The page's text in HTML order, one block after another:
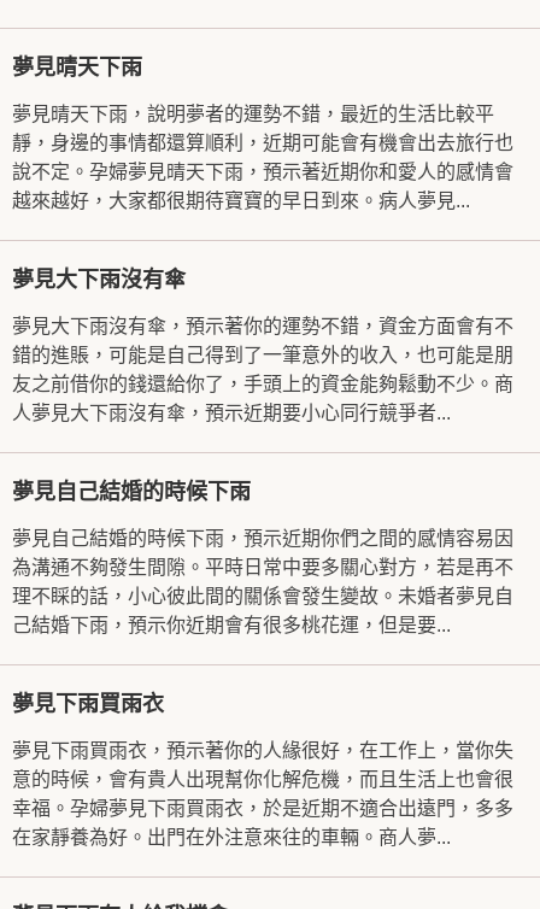
夢見晴天下雨
夢見晴天下雨，說明夢者的運勢不錯，最近的生活比較平
靜，身邊的事情都還算順利，近期可能會有機會出去旅行也
說不定。孕婦夢見晴天下雨，預示著近期你和愛人的感情會
越來越好，大家都很期待寶寶的早日到來。病人夢見...
夢見大下雨沒有傘
夢見大下雨沒有傘，預示著你的運勢不錯，資金方面會有不
錯的進賬，可能是自己得到了一筆意外的收入，也可能是朋
友之前借你的錢還給你了，手頭上的資金能夠鬆動不少。商
人夢見大下雨沒有傘，預示近期要小心同行競爭者...
夢見自己結婚的時候下雨
夢見自己結婚的時候下雨，預示近期你們之間的感情容易因
為溝通不夠發生間隙。平時日常中要多關心對方，若是再不
理不睬的話，小心彼此間的關係會發生變故。未婚者夢見自
己結婚下雨，預示你近期會有很多桃花運，但是要...
夢見下雨買雨衣
夢見下雨買雨衣，預示著你的人緣很好，在工作上，當你失
意的時候，會有貴人出現幫你化解危機，而且生活上也會很
幸福。孕婦夢見下雨買雨衣，於是近期不適合出遠門，多多
在家靜養為好。出門在外注意來往的車輛。商人夢...